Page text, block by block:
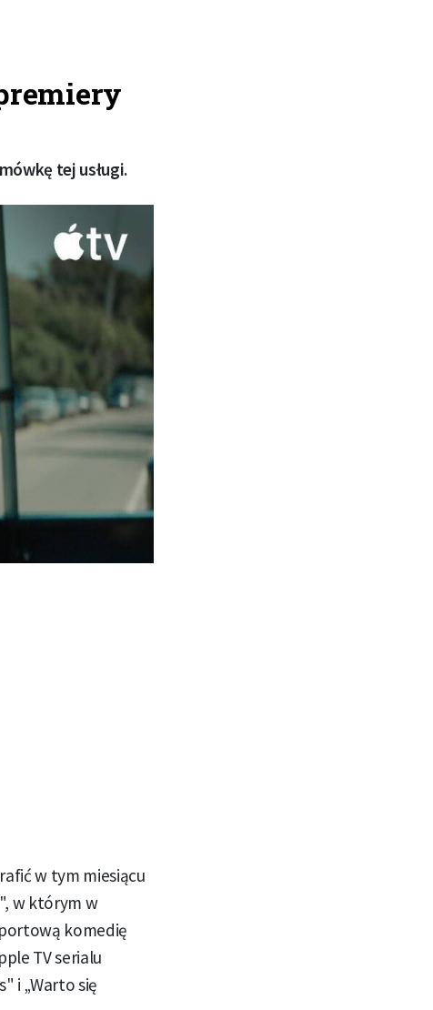
tej usługi.
w tym miesiącu
w którym w
komedię
TV serialu
i „Warto się